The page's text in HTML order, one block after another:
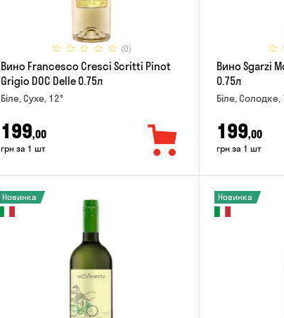
(0)
Вино Francesco Cresci Scritti Pinot
Grigio DOC Delle 0.75л
Біле, Сухе, 12°
199,00
грн за 1 шт
Вино Sgarzi
0.75л
Біле, Солодке,
199,00
грн за 1 шт
Новинка Новинка